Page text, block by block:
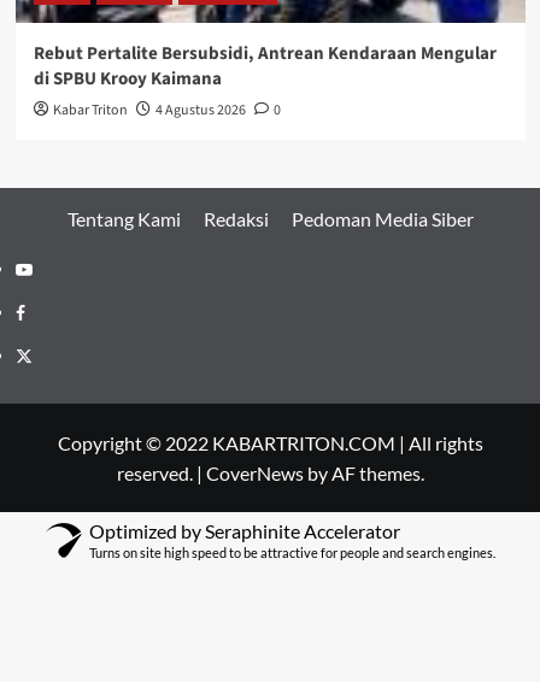
Rebut Pertalite Bersubsidi, Antrean Kendaraan Mengular
di SPBU Krooy Kaimana
Kabar Triton 4 Agustus 2026 0
Tentang Kami Redaksi Pedoman Media Siber
Youtube
Facebook
Twitter
Copyright © 2022 KABARTRITON.COM | All rights
reserved. | CoverNewsby AF themes.
Optimized by Seraphinite Accelerator
Turns on site high speed to be attractive for people and search engines.